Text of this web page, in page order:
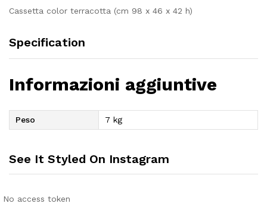
Cassetta color terracotta (cm 98 x 46 x 42 h)
Specification
Informazioni aggiuntive
Peso 7 kg
See It Styled On Instagram
No access token